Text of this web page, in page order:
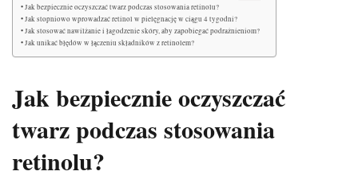
Jak bezpiecznie oczyszczać twarz podczas stosowania retinolu?
Jak stopniowo wprowadzać retinol w pielęgnację w ciągu 4 tygodni?
Jak stosować nawilżanie i łagodzenie skóry, aby zapobiegać podrażnieniom?
Jak unikać błędów w łączeniu składników z retinolem?
Jak bezpiecznie oczyszczać
twarz podczas stosowania
retinolu?